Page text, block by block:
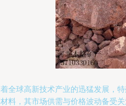
全球高新技术产业的迅猛发展，
料，其市场供需与价格波动备受